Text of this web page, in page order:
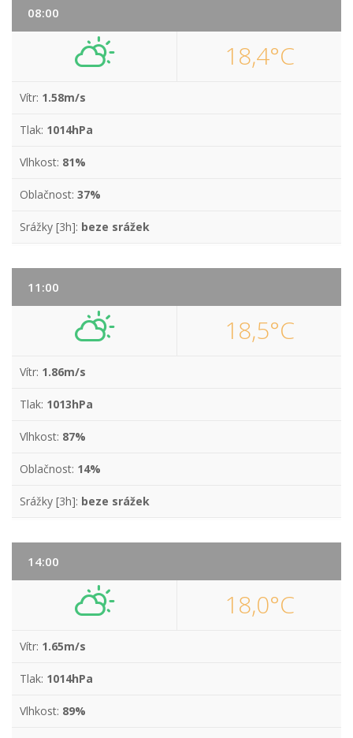
08:00
18,4°C
Vítr: 1.58m/s
Tlak: 1014hPa
Vlhkost: 81%
Oblačnost: 37%
Srážky [3h]: beze srážek
11:00
18,5°C
Vítr: 1.86m/s
Tlak: 1013hPa
Vlhkost: 87%
Oblačnost: 14%
Srážky [3h]: beze srážek
14:00
18,0°C
Vítr: 1.65m/s
Tlak: 1014hPa
Vlhkost: 89%